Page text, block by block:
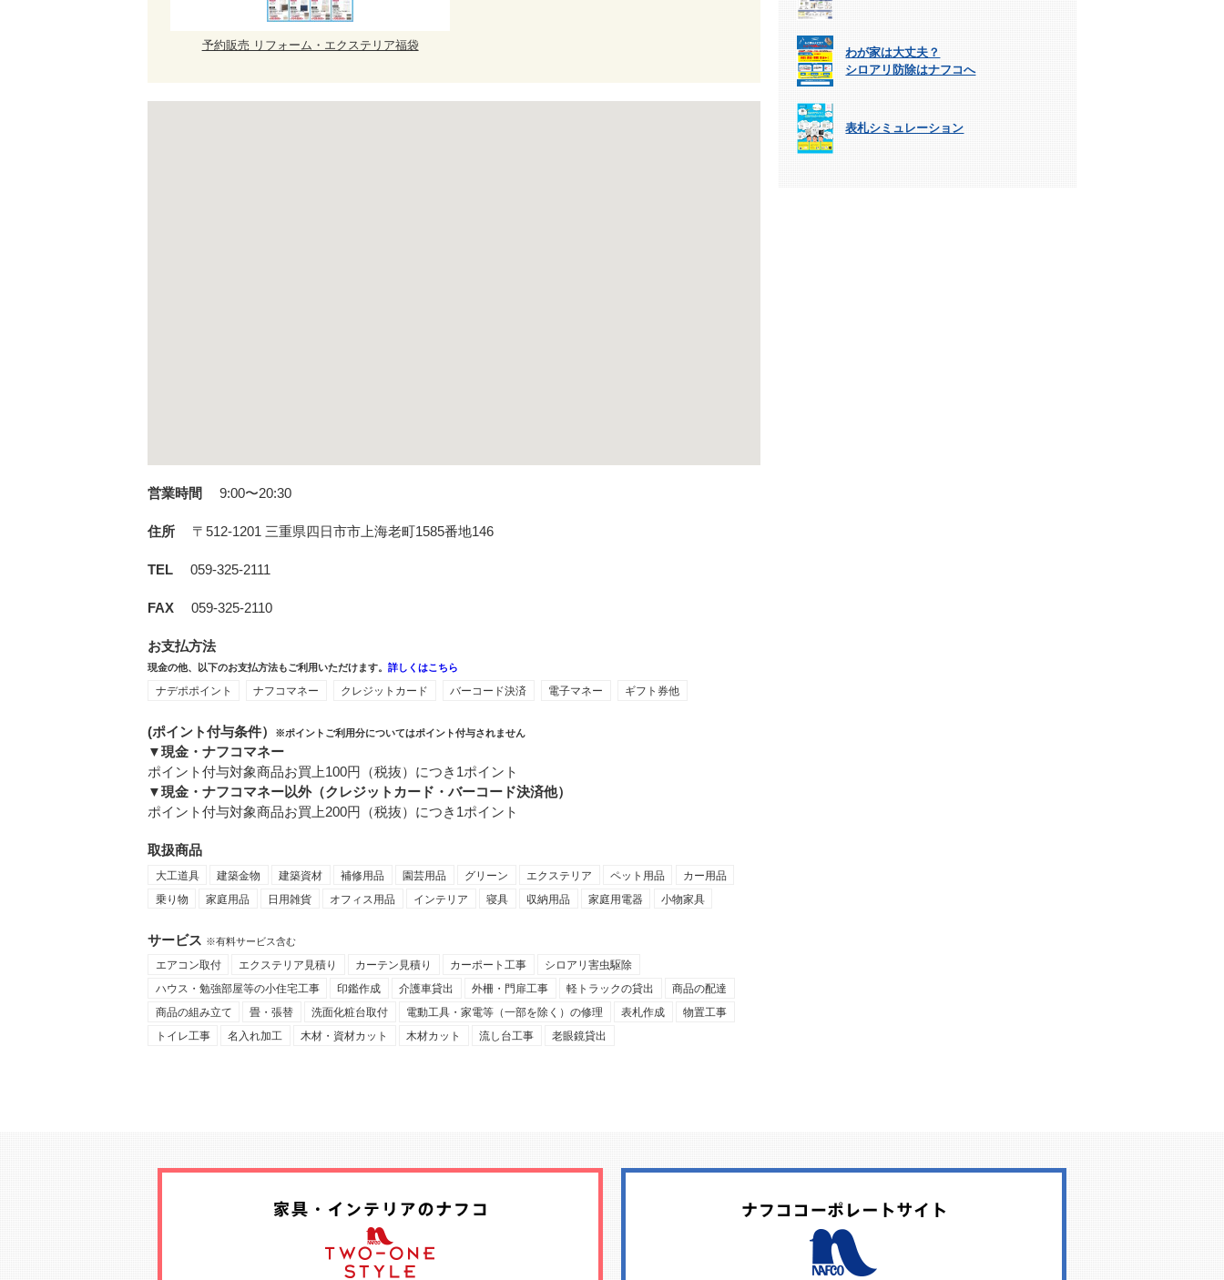
予約販売 リフォーム・エクステリア福袋
営業時間 9:00〜20:30
住所 〒512-1201 三重県四日市市上海老町1585番地146
TEL 059-325-2111
FAX 059-325-2110
お支払方法
現金の他、以下のお支払方法もご利用いただけます。詳しくはこちら
ナデポポイント ナフコマネー クレジットカード バーコード決済 電子マネー ギフト券他
(ポイント付与条件） ※ポイントご利用分についてはポイント付与されません
▼現金・ナフコマネー
ポイント付与対象商品お買上100円（税抜）につき1ポイント
▼現金・ナフコマネー以外（クレジットカード・バーコード決済他）
ポイント付与対象商品お買上200円（税抜）につき1ポイント
取扱商品
大工道具 建築金物 建築資材 補修用品 園芸用品 グリーン エクステリア ペット用品
カー用品
乗り物
家庭用品 日用雑貨 オフィス用品 インテリア 寝具 収納用品 家庭用電器 小物家具
サービス ※有料サービス含む
エアコン取付 エクステリア見積り カーテン見積り カーポート工事
シロアリ害虫駆除
ハウス・勉強部屋等の小住宅工事
印鑑作成 介護車貸出 外柵・門扉工事 軽トラックの貸出
商品の配達
商品の組み立て
畳・張替 洗面化粧台取付 電動工具・家電等（一部を除く）の修理 表札作成
物置工事
トイレ工事
名入れ加工 木材・資材カット 木材カット 流し台工事 老眼鏡貸出
わが家は大丈夫？
シロアリ防除はナフコへ
表札シミュレーション